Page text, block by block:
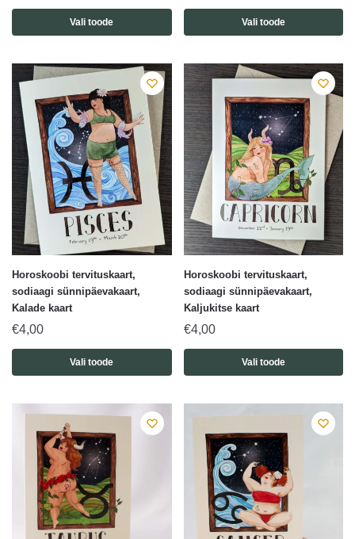
Vali toode Vali toode
Horoskoobi tervituskaart,
sodiaagi sünnipäevakaart,
Kalade kaart
€4,00
Vali toode
Horoskoobi tervituskaart,
sodiaagi sünnipäevakaart,
Kaljukitse kaart
€4,00
Vali toode